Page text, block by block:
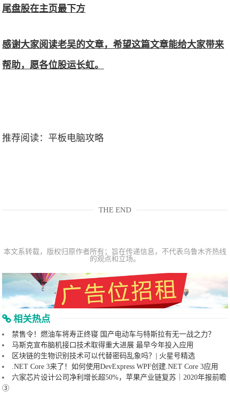
尾盘股在主页最下方
感谢大家阅读老吴的文章，希望这篇文章能给大家带来
帮助，愿各位股运长虹。
推荐阅读： 平板电脑攻略
THE END
本文系转载，版权归原作者所有；旨在传递信息，不代表乌鲁木齐热线
的观点和立场。
相关热点
禁售令！燃油车将寿正终寝 国产电动车与特斯拉有无一战之力？
马斯克宣布脑机接口技术取得重大进展 最早今年投入应用
区块链的生物识别技术可以代替密码乱象吗？| 火星号精选
.NET Core 3来了！如何使用DevExpress WPF创建.NET Core 3应用
六家芯片设计公司净利增长超50%，苹果产业链复苏｜2020年报前瞻
③